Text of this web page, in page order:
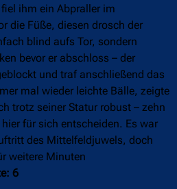
ihm ein Abpraller im
die Füße, diesen drosch der
blind aufs Tor, sondern
bevor er abschloss – der
und traf anschließend das
mal wieder leichte Bälle, zeigte
trotz seiner Statur robust – zehn
für sich entscheiden. Es war
des Mittelfeldjuwels, doch
weitere Minuten
6